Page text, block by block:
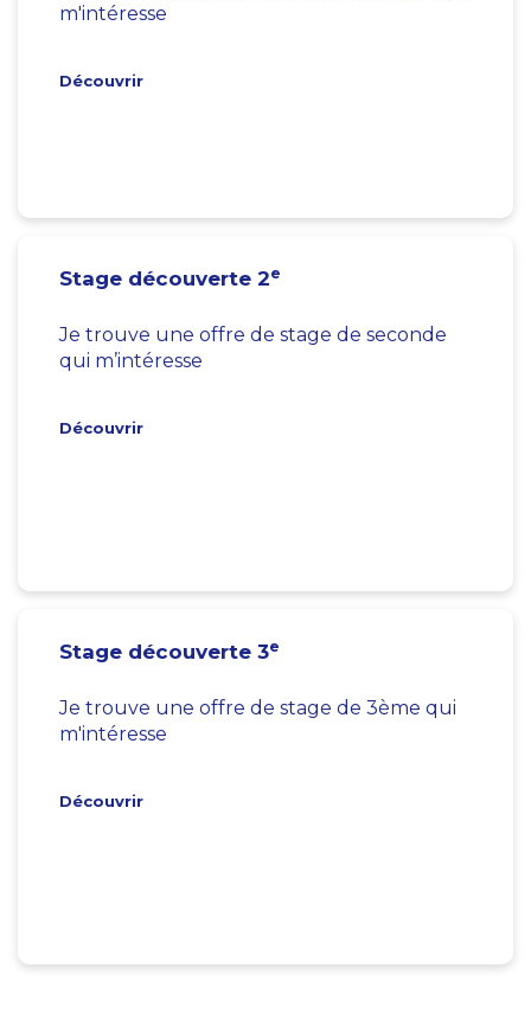
m'intéresse
Découvrir
Stage découverte 2e
Je trouve une offre de stage de seconde
qui m’intéresse
Découvrir
Stage découverte 3e
Je trouve une offre de stage de 3ème qui
m'intéresse
Découvrir